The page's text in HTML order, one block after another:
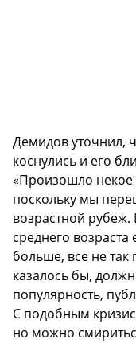
Демидов уточнил,
коснулись и его
«Произошло некое
поскольку мы
возрастной
среднего возраста
больше, все не так
казалось бы,
популярность,
С подобным
но можно